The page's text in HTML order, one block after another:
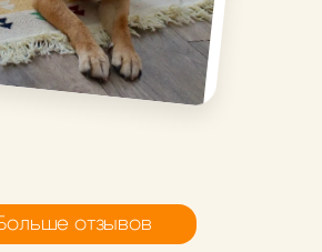
Березки
Березки
отзывов